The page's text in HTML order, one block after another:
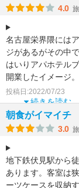
4.0
名古屋栄界隈には
ジがあるがその中
はいりアパホテル
開業したイメージ。
地下鉄久屋大通駅
続きを読む
投稿日:2022/07/23
朝食がイマイチ
3.0
地下鉄伏見駅から
あります。客室は
ーツケースを収納